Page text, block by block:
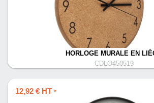
HORLOGE MURALE EN
CDLO450519
12,92 € HT *